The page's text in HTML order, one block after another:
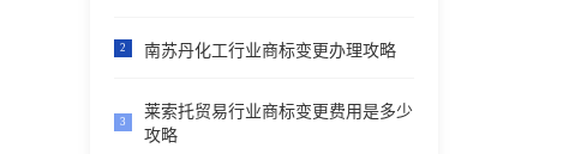
2 南苏丹化工行业商标变更办理攻略
3
莱索托贸易行业商标变更费用是多少
攻略